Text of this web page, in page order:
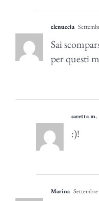
elenuccia
Sai
per questi
saretta m.
:)!
Marina